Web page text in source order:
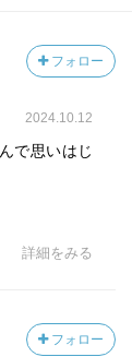
フォロー
2024.10.12
で思いはじ
詳細をみる
フォロー